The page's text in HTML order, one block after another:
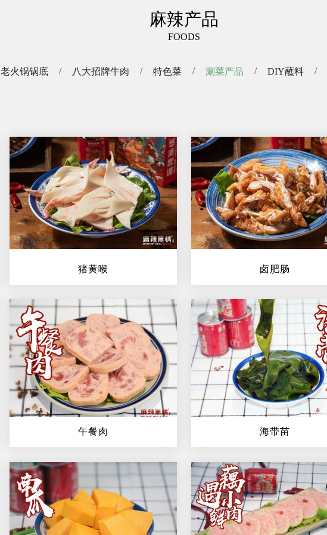
麻辣产品
FOODS
老火锅锅底 八大招牌牛肉 特色菜 涮菜产品 DIY蘸料
猪黄喉 卤肥肠
午餐肉 海带苗